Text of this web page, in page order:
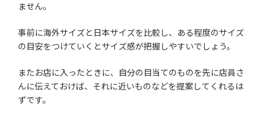
ません。
事前に海外サイズと日本サイズを比較し、ある程度のサイズ
の目安をつけていくとサイズ感が把握しやすいでしょう。
またお店に入ったときに、自分の目当てのものを先に店員さ
んに伝えておけば、それに近いものなどを提案してくれるは
ずです。